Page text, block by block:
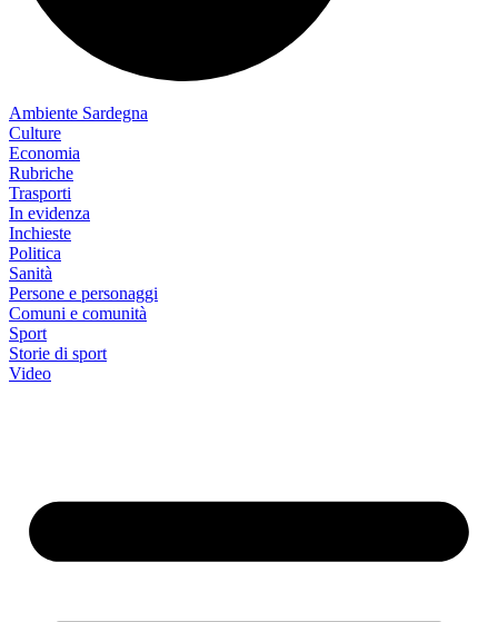
Ambiente Sardegna
Culture
Economia
Rubriche
Trasporti
In evidenza
Inchieste
Politica
Sanità
Persone e personaggi
Comuni e comunità
Sport
Storie di sport
Video